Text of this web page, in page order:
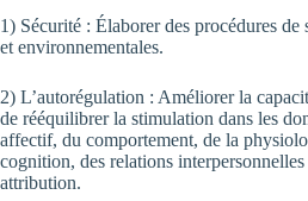
1) Sécurité : Élaborer des procédures de
et environnementales.
2) L’autorégulation : Améliorer la
de rééquilibrer la stimulation dans les
affectif, du comportement, de la
cognition, des relations interpersonnelles
attribution.